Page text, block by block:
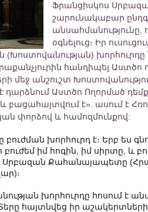
Ֆրանցիսկոս
շարունակաբար
անսահմանությունը,
օգնելուց։ Իր
խորհուրդը
հանդիպել
մեջ անշուշտ
դարձնում Աստծո Ողորմած
է». ասում է
փորձով և համոզմունքով:
խորհուրդ է։ Երբ ես
բուժեմ իմ հոգին, իմ սիրտը, և
Սրբազան Քահանայապետը
խորհուրդը հոսում է
հայտնվեց իր